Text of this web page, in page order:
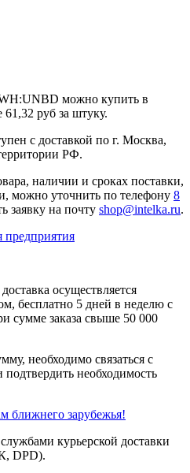
можно купить в
руб за штуку.
с доставкой по г. Москва,
РФ.
наличии и сроках поставки,
можно уточнить по телефону 8
заявку на почту shop@intelka.ru.
предприятия
осуществляется
бесплатно 5 дней в неделю с
сумме заказа свыше 50 000
необходимо связаться с
необходимость
ближнего зарубежья!
курьерской доставки
DPD).